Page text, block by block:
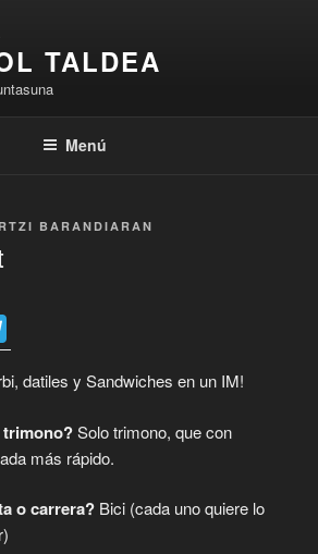
TALDEA
Menú
BARANDIARAN
e
l
g
r
m
datiles y Sandwiches en un IM!
trimono?Solo trimono, que con
más rápido.
o carrera? Bici (cada uno quiere lo